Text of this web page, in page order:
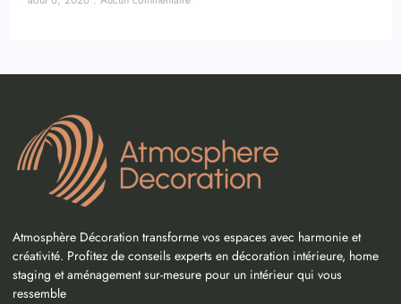
Atmosphère Décoration transforme vos espaces avec harmonie et
créativité. Profitez de conseils experts en décoration intérieure, home
staging et aménagement sur-mesure pour un intérieur qui vous
ressemble